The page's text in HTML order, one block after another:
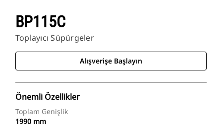
BP115C
Toplayıcı Süpürgeler
Alışverişe Başlayın
Önemli Özellikler
Toplam Genişlik
1990 mm